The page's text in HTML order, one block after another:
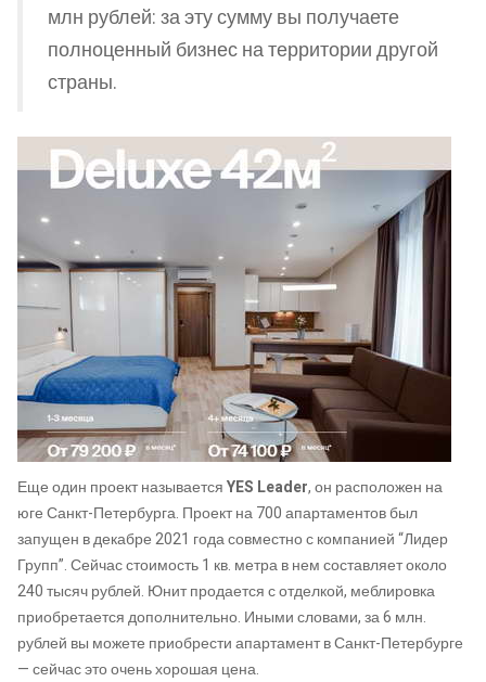
млн рублей: за эту сумму вы получаете
полноценный бизнес на территории другой
страны.
Еще один проект называетсяYES Leader, он расположен на
юге Санкт-Петербурга. Проект на 700 апартаментов был
запущен в декабре 2021 года совместно с компанией “Лидер
Групп”. Сейчас стоимость 1 кв. метра в нем составляет около
240 тысяч рублей. Юнит продается с отделкой, меблировка
приобретается дополнительно. Иными словами, за 6 млн.
рублей вы можете приобрести апартамент в Санкт-Петербурге
— сейчас это очень хорошая цена.